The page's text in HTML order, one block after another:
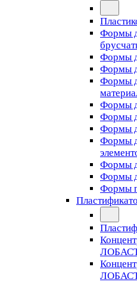
Формы
Формы
Формы
Формы
Формы
Формы
Формы
Формы
Формы
Формы
Формы